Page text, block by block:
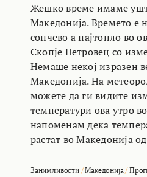
Жешко време имаме
Македонија. Времето е
сончево а најтопло во
Скопје Петровец со
Немаше некој изразен
Македонија. На
можете да ги видите
температури ова утро
напоменам дека
растат во Македонија
Занимливости/Македонија /